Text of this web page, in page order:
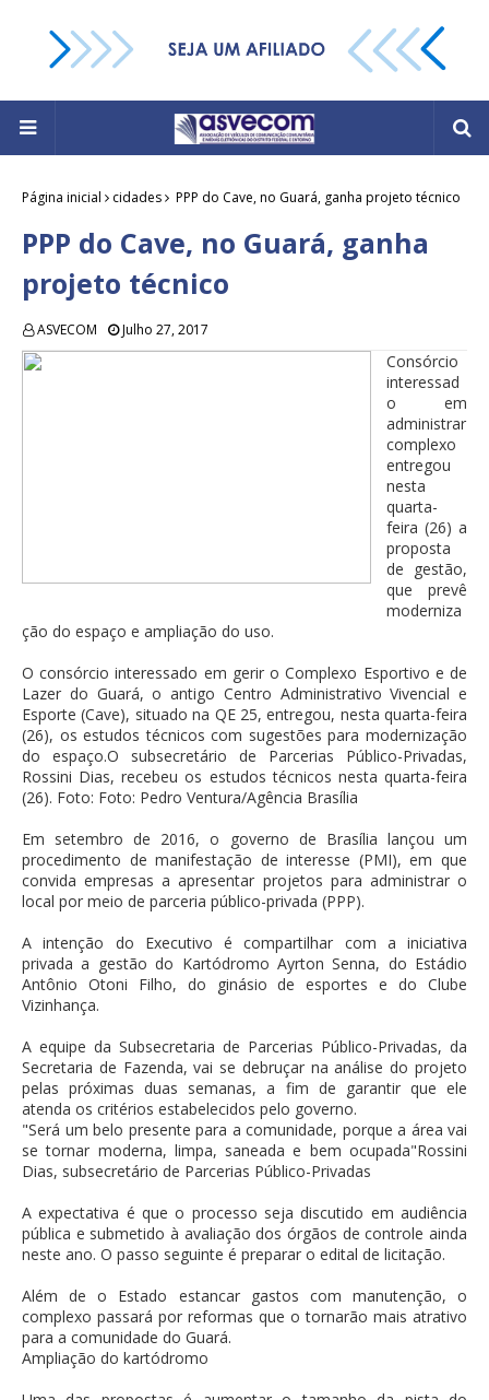
Página inicial cidades PPP do Cave, no Guará, ganha projeto técnico
PPP do Cave, no Guará, ganha
projeto técnico
ASVECOM Julho 27, 2017
Consórcio
interessad
o em
administrar
complexo
entregou
nesta
quarta-
feira (26) a
proposta
de gestão,
que prevê
moderniza
ção do espaço e ampliação do uso.
O consórcio interessado em gerir o Complexo Esportivo e de
Lazer do Guará, o antigo Centro Administrativo Vivencial e
Esporte (Cave), situado na QE 25, entregou, nesta quarta-feira
(26), os estudos técnicos com sugestões para modernização
do espaço.O subsecretário de Parcerias Público-Privadas,
Rossini Dias, recebeu os estudos técnicos nesta quarta-feira
(26). Foto: Foto: Pedro Ventura/Agência Brasília
Em setembro de 2016, o governo de Brasília lançou um
procedimento de manifestação de interesse (PMI), em que
convida empresas a apresentar projetos para administrar o
local por meio de parceria público-privada (PPP).
A intenção do Executivo é compartilhar com a iniciativa
privada a gestão do Kartódromo Ayrton Senna, do Estádio
Antônio Otoni Filho, do ginásio de esportes e do Clube
Vizinhança.
A equipe da Subsecretaria de Parcerias Público-Privadas, da
Secretaria de Fazenda, vai se debruçar na análise do projeto
pelas próximas duas semanas, a fim de garantir que ele
atenda os critérios estabelecidos pelo governo.
"Será um belo presente para a comunidade, porque a área vai
se tornar moderna, limpa, saneada e bem ocupada"Rossini
Dias, subsecretário de Parcerias Público-Privadas
A expectativa é que o processo seja discutido em audiência
pública e submetido à avaliação dos órgãos de controle ainda
neste ano. O passo seguinte é preparar o edital de licitação.
Além de o Estado estancar gastos com manutenção, o
complexo passará por reformas que o tornarão mais atrativo
para a comunidade do Guará.
Ampliação do kartódromo